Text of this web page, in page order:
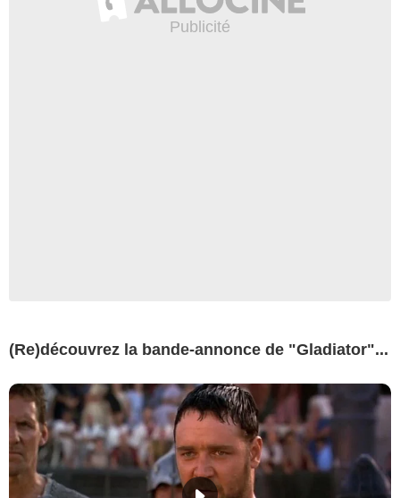
(Re)découvrez la bande-annonce de "Gladiator"...